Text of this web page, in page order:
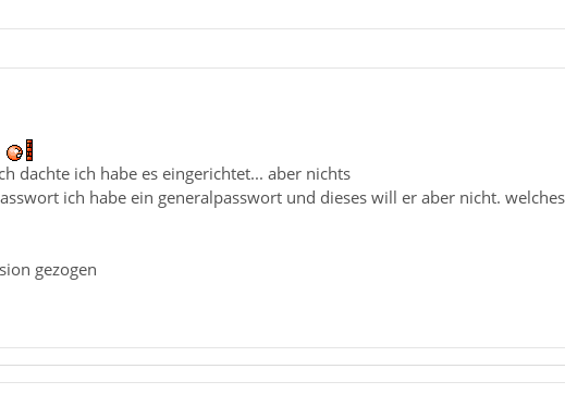
dachte ich habe es eingerichtet... aber nichts
ich habe ein generalpasswort und dieses will er aber nicht.
gezogen